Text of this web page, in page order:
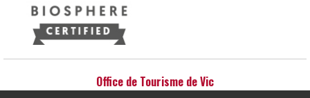
Office de Tourisme de Vic